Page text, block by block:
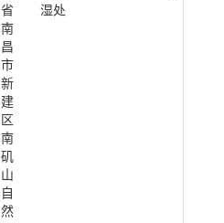
省
南
昌
市
新
建
区
南
矶
山
自
然
湿处